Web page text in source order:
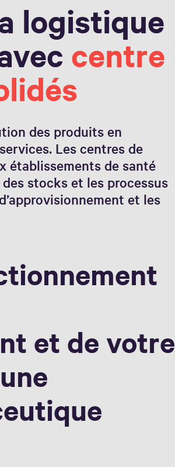
logistique
centre
des produits en
Les centres de
établissements de santé
stocks et les processus
et les
et de votre